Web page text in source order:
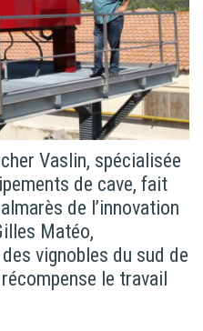
Vaslin, spécialisée
de cave, fait
de l’innovation
Matéo,
vignobles du sud de
le travail